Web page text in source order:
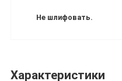
Не шлифовать.
Характеристики